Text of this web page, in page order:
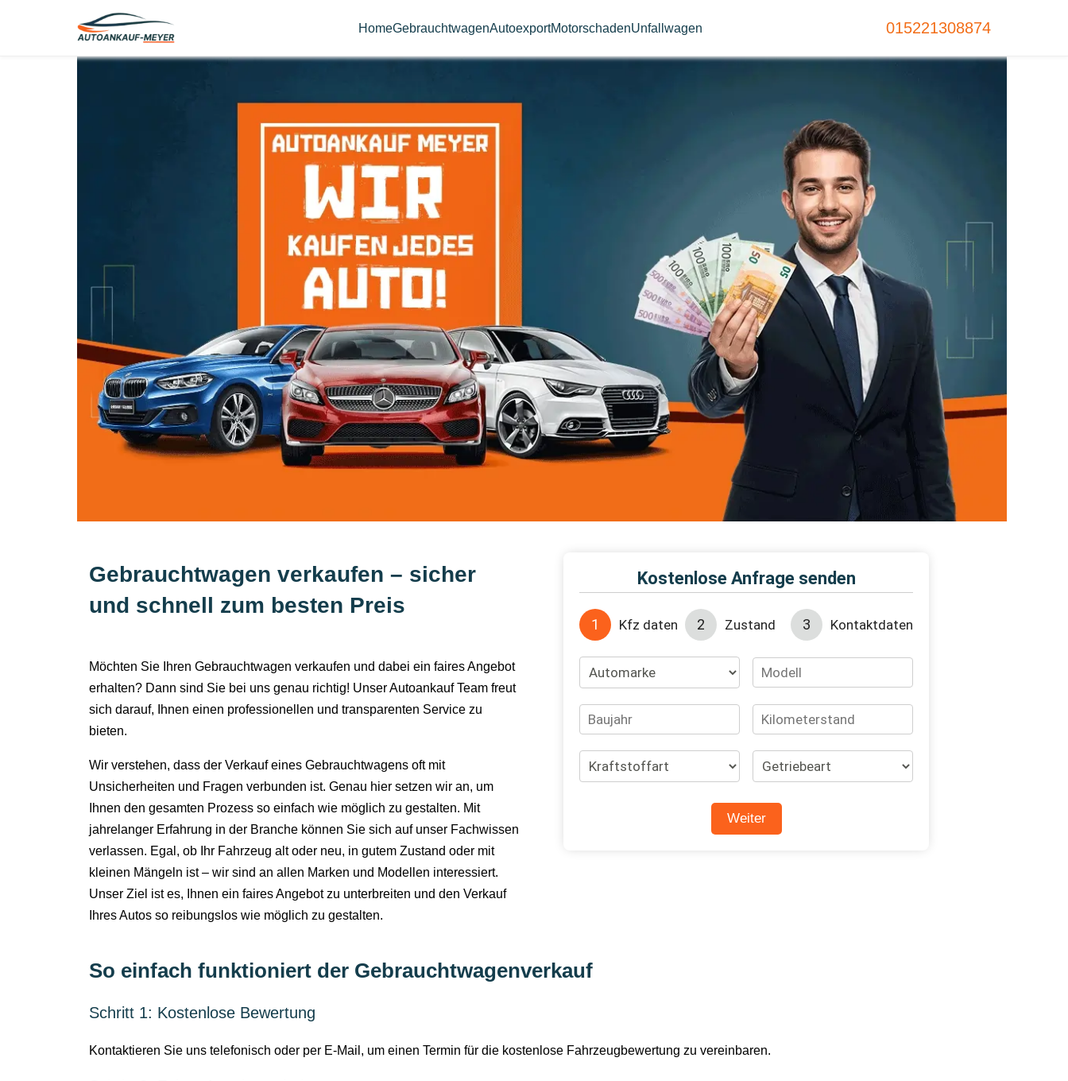
HomeGebrauchtwagenAutoexportMotorschadenUnfallwagen 015221308874
Gebrauchtwagen verkaufen – sicher
und schnell zum besten Preis
Möchten Sie Ihren Gebrauchtwagen verkaufen und dabei ein faires Angebot
erhalten? Dann sind Sie bei uns genau richtig! Unser Autoankauf Team freut
sich darauf, Ihnen einen professionellen und transparenten Service zu
bieten.
Wir verstehen, dass der Verkauf eines Gebrauchtwagens oft mit
Unsicherheiten und Fragen verbunden ist. Genau hier setzen wir an, um
Ihnen den gesamten Prozess so einfach wie möglich zu gestalten. Mit
jahrelanger Erfahrung in der Branche können Sie sich auf unser Fachwissen
verlassen. Egal, ob Ihr Fahrzeug alt oder neu, in gutem Zustand oder mit
kleinen Mängeln ist – wir sind an allen Marken und Modellen interessiert.
Unser Ziel ist es, Ihnen ein faires Angebot zu unterbreiten und den Verkauf
Ihres Autos so reibungslos wie möglich zu gestalten.
So einfach funktioniert der Gebrauchtwagenverkauf
Schritt 1: Kostenlose Bewertung
Kontaktieren Sie uns telefonisch oder per E-Mail, um einen Termin für die kostenlose Fahrzeugbewertung zu vereinbaren.